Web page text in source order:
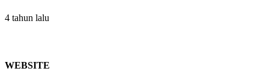
4 tahun lalu
WEBSITE